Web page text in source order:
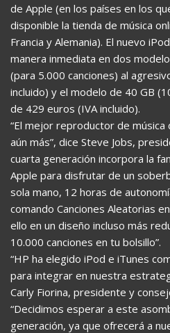
de Apple (en los países en los
disponible la tienda de música
Francia y Alemania). El nuevo
manera inmediata en dos
(para 5.000 canciones) al
incluido) y el modelo de 40 GB
de 429 euros (IVA incluido).
“El mejor reproductor de
aún más”, dice Steve Jobs,
cuarta generación incorpora la
Apple para disfrutar de un
sola mano, 12 horas de
comando Canciones Aleatorias
ello en un diseño incluso más
10.000 canciones en tu bolsillo”.
“HP ha elegido iPod e iTunes
para integrar en nuestra
Carly Fiorina, presidente y
“Decidimos esperar a este
generación, ya que ofrecerá a